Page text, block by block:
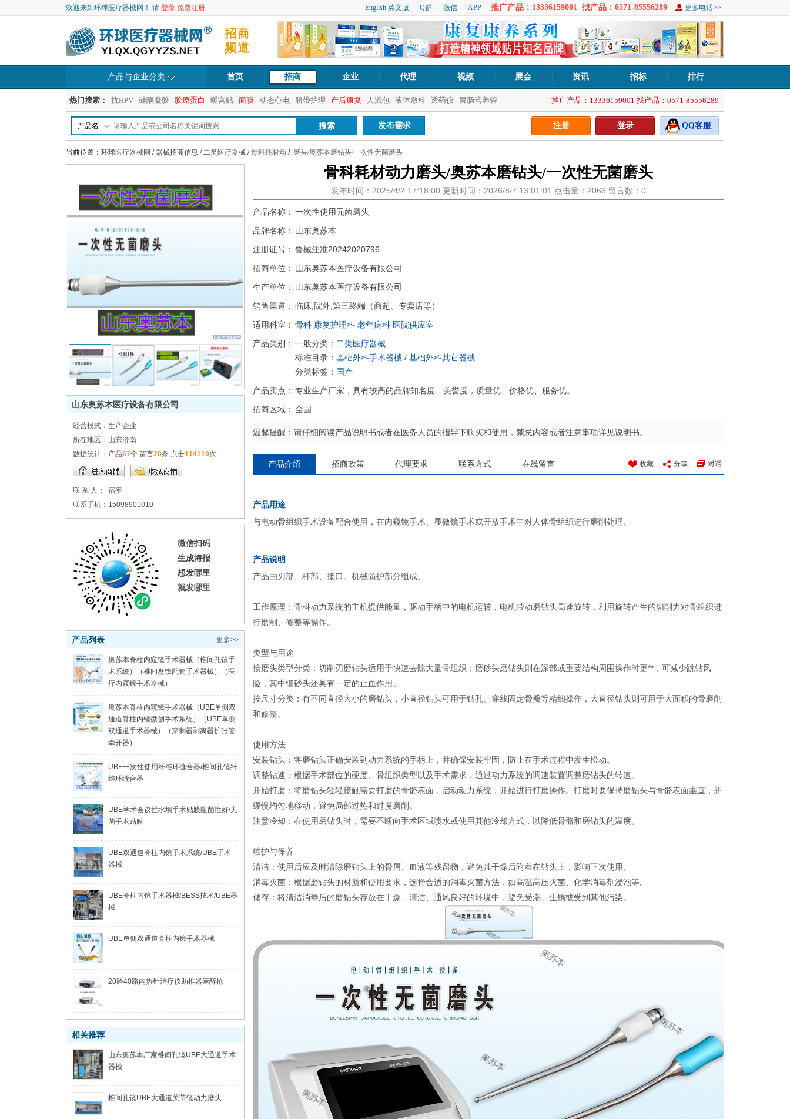
English 英文版 Q群 微信 APP 推广产品：13336159001 找产品：0571-85556289 更多电话>>
欢迎来到环球医疗器械网！ 请 登录 免费注册
招商
频道
产品与企业分类 首页 招商 企业 代理 视频 展会 资讯 招标 排行
推广产品：13336159001 找产品：0571-85556289
热门搜索： 抗HPV 硅酮凝胶 胶原蛋白 暖宫贴 面膜 动态心电 脐带护理 产后康复 人流包 液体敷料 透药仪 胃肠营养管
产品名 发布需求 注册 登录 QQ客服
当前位置： 环球医疗器械网 /器械招商信息 /二类医疗器械 /骨科耗材动力磨头/奥苏本磨钻头/一次性无菌磨头
骨科耗材动力磨头/奥苏本磨钻头/一次性无菌磨头
发布时间：2025/4/2 17:18:00 更新时间：2026/8/7 13:01:01 点击量：2066 留言数：0
产品名称： 一次性使用无菌磨头
品牌名称： 山东奥苏本
注册证号： 鲁械注准20242020796
招商单位： 山东奥苏本医疗设备有限公司
生产单位： 山东奥苏本医疗设备有限公司
销售渠道： 临床,院外,第三终端（商超、专卖店等）
适用科室： 骨科 康复护理科 老年病科 医院供应室
产品类别： 一般分类： 二类医疗器械
标准目录： 基础外科手术器械 / 基础外科其它器械
分类标签： 国产
产品卖点： 专业生产厂家，具有较高的品牌知名度、美誉度，质量优、价格优、服务优。
招商区域： 全国
温馨提醒：请仔细阅读产品说明书或者在医务人员的指导下购买和使用，禁忌内容或者注意事项详见说明书。
收藏 分享 对话
产品介绍 招商政策 代理要求 联系方式 在线留言
产品用途
与电动骨组织手术设备配合使用，在内窥镜手术、显微镜手术或开放手术中对人体骨组织进行磨削处理。
产品说明
产品由刃部、杆部、接口。机械防护部分组成。
工作原理：骨科动力系统的主机提供能量，驱动手柄中的电机运转，电机带动磨钻头高速旋转，利用旋转产生的切削力对骨组织进
行磨削、修整等操作。
类型与用途
按磨头类型分类：切削刃磨钻头适用于快速去除大量骨组织；磨砂头磨钻头则在深部或重要结构周围操作时更**，可减少跳钻风
险，其中细砂头还具有一定的止血作用。
按尺寸分类：有不同直径大小的磨钻头，小直径钻头可用于钻孔、穿线固定骨瓣等精细操作，大直径钻头则可用于大面积的骨磨削
和修整。
使用方法
安装钻头：将磨钻头正确安装到动力系统的手柄上，并确保安装牢固，防止在手术过程中发生松动。
调整钻速：根据手术部位的硬度、骨组织类型以及手术需求，通过动力系统的调速装置调整磨钻头的转速。
开始打磨：将磨钻头轻轻接触需要打磨的骨骼表面，启动动力系统，开始进行打磨操作。打磨时要保持磨钻头与骨骼表面垂直，并
缓慢均匀地移动，避免局部过热和过度磨削。
注意冷却：在使用磨钻头时，需要不断向手术区域喷水或使用其他冷却方式，以降低骨骼和磨钻头的温度。
维护与保养
清洁：使用后应及时清除磨钻头上的骨屑、血液等残留物，避免其干燥后附着在钻头上，影响下次使用。
消毒灭菌：根据磨钻头的材质和使用要求，选择合适的消毒灭菌方法，如高温高压灭菌、化学消毒剂浸泡等。
储存：将清洁消毒后的磨钻头存放在干燥、清洁、通风良好的环境中，避免受潮、生锈或受到其他污染。
山东奥苏本医疗设备有限公司
经营模式： 生产企业
所在地区： 山东济南
数据统计： 产品67个 留言20条 点击114110次
联 系 人：
宿平
联系手机： 15098901010
微信扫码
生成海报
想发哪里
就发哪里
更多>>
产品列表
奥苏本脊柱内窥镜手术器械（椎间孔镜手
术系统）（椎间盘镜配套手术器械）（医
疗内窥镜手术器械）
奥苏本脊柱内窥镜手术器械（UBE单侧双
通道脊柱内镜微创手术系统）（UBE单侧
双通道手术器械）（穿刺器剥离器扩张管
牵开器）
UBE一次性使用纤维环缝合器/椎间孔镜纤
维环缝合器
UBE学术会议拦水坝手术贴膜阻菌性好/无
菌手术贴膜
UBE双通道脊柱内镜手术系统/UBE手术
器械
UBE脊柱内镜手术器械/BESS技术/UBE器
械
UBE单侧双通道脊柱内镜手术器械
20路40路内热针治疗仪助推器麻醉枪
相关推荐
山东奥苏本厂家椎间孔镜UBE大通道手术
器械
椎间孔镜UBE大通道关节镜动力磨头